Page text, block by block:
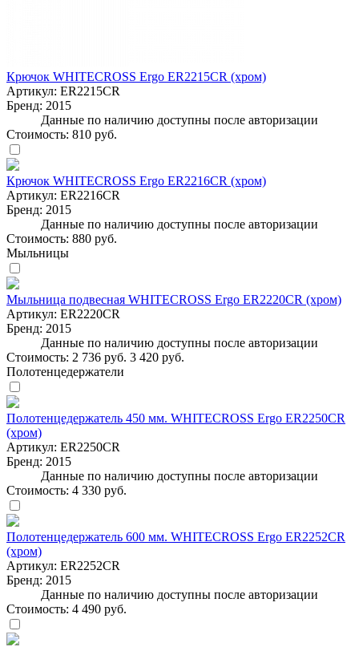
Крючок WHITECROSS Ergo ER2215CR (хром)
Артикул: ER2215CR
Бренд: 2015
Данные по наличию доступны после авторизации
Стоимость: 810 руб.
Крючок WHITECROSS Ergo ER2216CR (хром)
Артикул: ER2216CR
Бренд: 2015
Данные по наличию доступны после авторизации
Стоимость: 880 руб.
Мыльницы
Мыльница подвесная WHITECROSS Ergo ER2220CR (хром)
Артикул: ER2220CR
Бренд: 2015
Данные по наличию доступны после авторизации
Стоимость: 2 736 руб. 3 420 руб.
Полотенцедержатели
Полотенцедержатель 450 мм. WHITECROSS Ergo ER2250CR
(хром)
Артикул: ER2250CR
Бренд: 2015
Данные по наличию доступны после авторизации
Стоимость: 4 330 руб.
Полотенцедержатель 600 мм. WHITECROSS Ergo ER2252CR
(хром)
Артикул: ER2252CR
Бренд: 2015
Данные по наличию доступны после авторизации
Стоимость: 4 490 руб.